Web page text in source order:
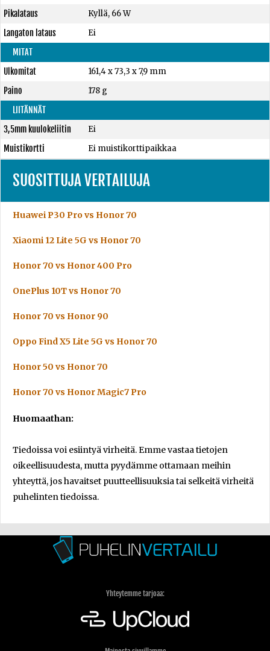
Pikalataus
Kyllä, 66 W
Langaton lataus
Ei
MITAT
Ulkomitat
161,4 x 73,3 x 7,9 mm
Paino
178 g
LIITÄNNÄT
3,5mm kuulokeliitin
Ei
Muistikortti
Ei muistikorttipaikkaa
SUOSITTUJA VERTAILUJA
Huawei P30 Pro vs Honor 70
Xiaomi 12 Lite 5G vs Honor 70
Honor 70 vs Honor 400 Pro
OnePlus 10T vs Honor 70
Honor 70 vs Honor 90
Oppo Find X5 Lite 5G vs Honor 70
Honor 50 vs Honor 70
Honor 70 vs Honor Magic7 Pro
Huomaathan:
Tiedoissa voi esiintyä virheitä. Emme vastaa tietojen
oikeellisuudesta, mutta pyydämme ottamaan meihin
yhteyttä, jos havaitset puutteellisuuksia tai selkeitä virheitä
puhelinten tiedoissa.
Yhteytemme tarjoaa: